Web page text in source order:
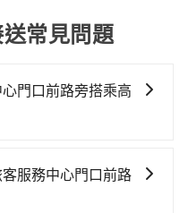
常見問題
門口前路旁搭乘高
、轉車麻煩，且難叫計
直到23:27，嘉義-台中
服務中心門口前路